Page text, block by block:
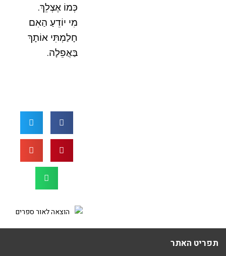
כְּמוֹ אֶצְלֵךְ.
מִי יוֹדֵעַ הַאִם
חָלַמְתִּי אוֹתָךְ
בַּאֲפֵלָה.
תפריט האתר